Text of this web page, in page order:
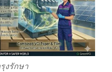
งรักษา